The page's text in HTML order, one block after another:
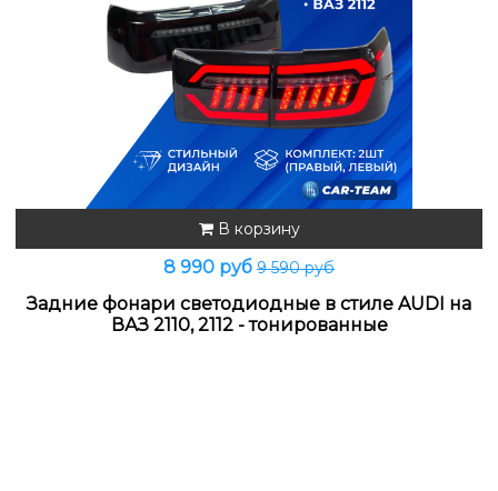
В корзину
8 990 руб 9 590 руб
Задние фонари светодиодные в стиле AUDI на
ВАЗ 2110, 2112 - тонированные